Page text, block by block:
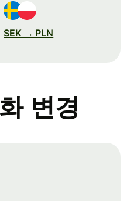
SEK → PLN
변경